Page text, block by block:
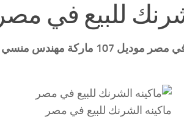
للبيع في مصر
في مصر موديل 107 ماركة مهندس منسي
ماكينه الشرنك للبيع في مصر